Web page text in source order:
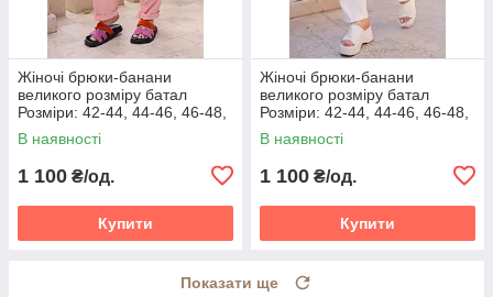
Жіночі брюки-банани
великого розміру батал
Розміри: 42-44, 44-46, 46-48,
48-50, 50-52, 52-54, 54-56
,56-58
В наявності
1 100 ₴/од.
Купити
Жіночі брюки-банани
великого розміру батал
Розміри: 42-44, 44-46, 46-48,
48-50, 50-52, 52-54, 54-56
,56-58
В наявності
1 100 ₴/од.
Купити
Показати ще